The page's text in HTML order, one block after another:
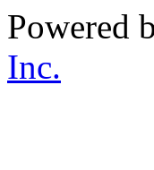
Powered
Inc.